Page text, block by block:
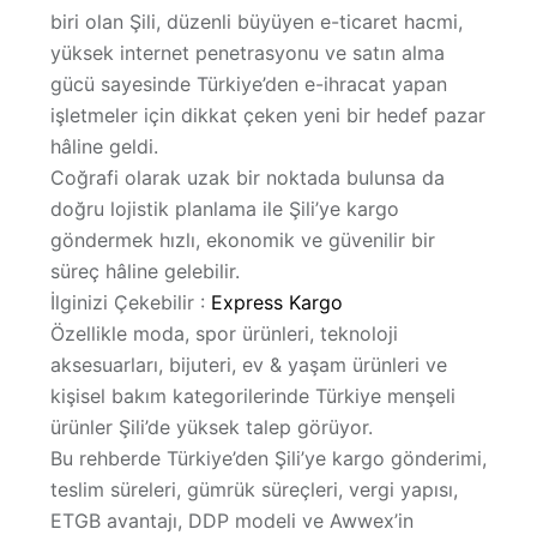
Hakkımızda
biri olan Şili, düzenli büyüyen e-ticaret hacmi,
yüksek internet penetrasyonu ve satın alma
gücü sayesinde Türkiye’den e-ihracat yapan
işletmeler için dikkat çeken yeni bir hedef pazar
hâline geldi.
Coğrafi olarak uzak bir noktada bulunsa da
doğru lojistik planlama ile Şili’ye kargo
göndermek hızlı, ekonomik ve güvenilir bir
süreç hâline gelebilir.
İlginizi Çekebilir : Express Kargo
Özellikle moda, spor ürünleri, teknoloji
aksesuarları, bijuteri, ev & yaşam ürünleri ve
kişisel bakım kategorilerinde Türkiye menşeli
ürünler Şili’de yüksek talep görüyor.
Bu rehberde Türkiye’den Şili’ye kargo gönderimi,
teslim süreleri, gümrük süreçleri, vergi yapısı,
ETGB avantajı, DDP modeli ve Awwex’in